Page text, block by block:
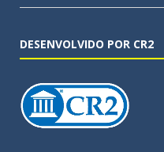
DESENVOLVIDO POR CR2